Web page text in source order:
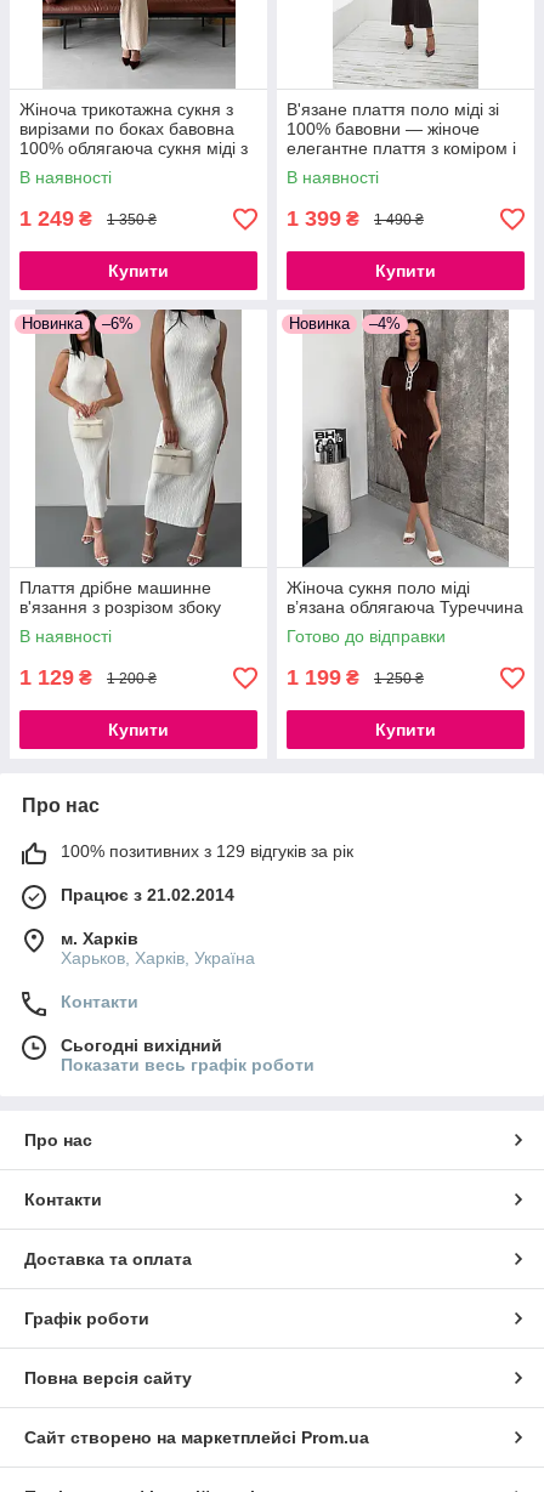
Жіноча трикотажна сукня з
вирізами по боках бавовна
100% облягаюча сукня міді з
розрізом, 42–46
В наявності
1 249 ₴ 1 350 ₴
Купити
В'язане плаття поло міді зі
100% бавовни — жіноче
елегантне плаття з коміром і
коротким рукавом
В наявності
1 399 ₴ 1 490 ₴
Купити
Новинка –6%
Плаття дрібне машинне
в'язання з розрізом збоку
В наявності
1 129 ₴ 1 200 ₴
Купити
Новинка –4%
Жіноча сукня поло міді
в’язана облягаюча Туреччина
Готово до відправки
1 199 ₴ 1 250 ₴
Купити
Про нас
100% позитивних з 129 відгуків за рік
Працює з 21.02.2014
м. Харків
Харьков, Харків, Україна
Контакти
Сьогодні вихідний
Показати весь графік роботи
Про нас
Контакти
Доставка та оплата
Графік роботи
Повна версія сайту
Сайт створено на маркетплейсі Prom.ua